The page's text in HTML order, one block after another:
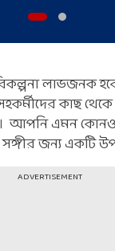
লাভজনক
কাছ
আপনি এমন
জন্য একটি
ADVERTISEMENT